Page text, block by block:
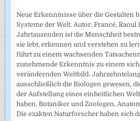
Neue Erkenntnisse über die Gestalten
Systeme der Welt. Autor: Francé, Raoul
Jahrtausenden ist die Menschheit
sie lebt, erkennen und verstehen zu
führt zu einem wachsenden
zunehmende Erkenntnis zu einem
verändernden Weltbild.
ausschließlich die Biologen gewesen,
der Aufstellung eines einheitlichen
haben, Botaniker und Zoologen,
Die exakten Naturforscher haben sich